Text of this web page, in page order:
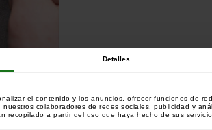
Detalles
el contenido y los anuncios, ofrecer funciones de
colaboradores de redes sociales, publicidad y
recopilado a partir del uso que haya hecho de sus